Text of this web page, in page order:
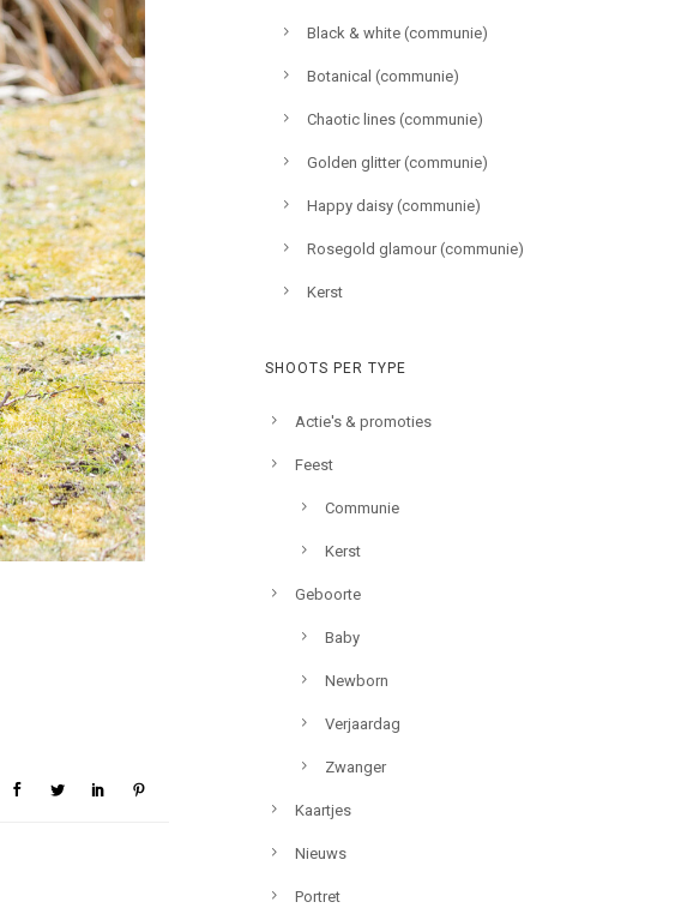
Black & white (communie)
Botanical (communie)
Chaotic lines (communie)
Golden glitter (communie)
Happy daisy (communie)
Rosegold glamour (communie)
Kerst
SHOOTS PER TYPE
Actie's & promoties
Feest
Communie
Kerst
Geboorte
Baby
Newborn
Verjaardag
Zwanger
Kaartjes
Nieuws
Portret